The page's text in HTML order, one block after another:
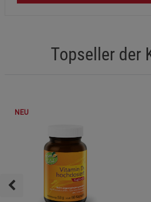
Topseller der
NEU